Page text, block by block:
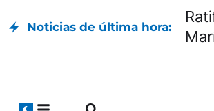
Noticias de última hora: